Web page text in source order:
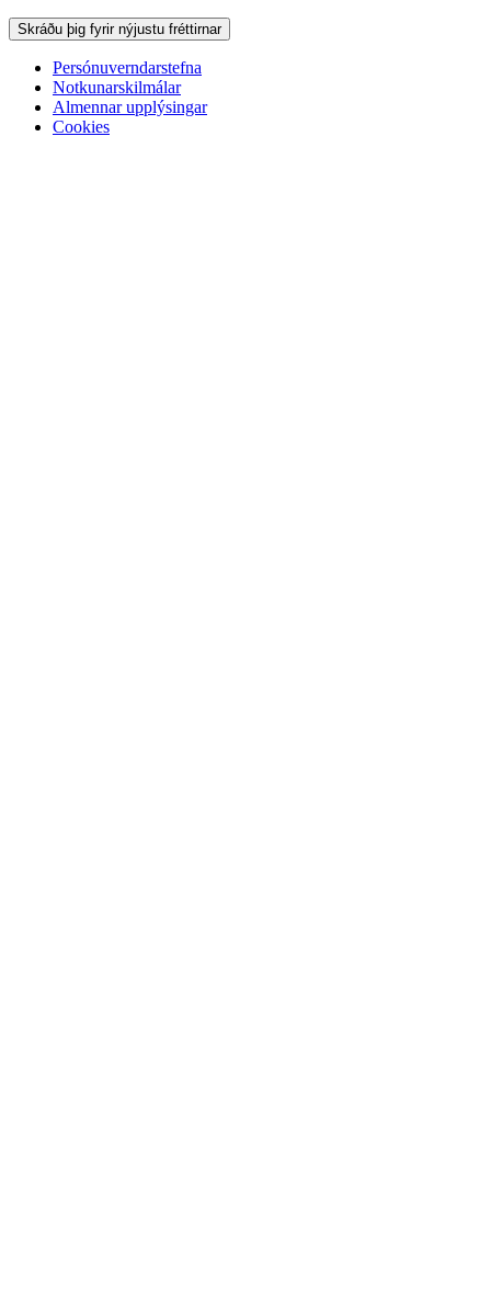
Skráðu þig fyrir nýjustu fréttirnar
Persónuverndarstefna
Notkunarskilmálar
Almennar upplýsingar
Cookies